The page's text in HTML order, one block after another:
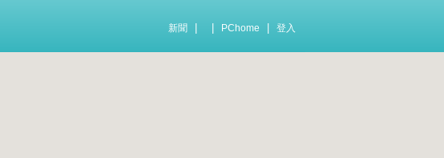
新聞 PChome 登入